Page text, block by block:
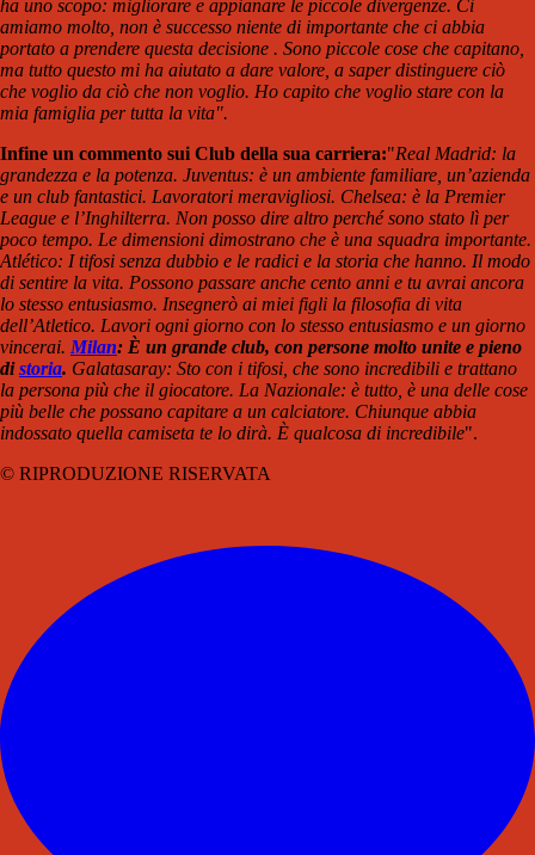
ha uno scopo: migliorare e appianare le piccole divergenze. Ci
amiamo molto, non è successo niente di importante che ci abbia
portato a prendere questa decisione . Sono piccole cose che capitano,
ma tutto questo mi ha aiutato a dare valore, a saper distinguere ciò
che voglio da ciò che non voglio. Ho capito che voglio stare con la
mia famiglia per tutta la vita".
Infine un commento sui Club della sua carriera:"Real Madrid: la
grandezza e la potenza. Juventus: è un ambiente familiare, un’azienda
e un club fantastici. Lavoratori meravigliosi. Chelsea: è la Premier
League e l’Inghilterra. Non posso dire altro perché sono stato lì per
poco tempo. Le dimensioni dimostrano che è una squadra importante.
Atlético: I tifosi senza dubbio e le radici e la storia che hanno. Il modo
di sentire la vita. Possono passare anche cento anni e tu avrai ancora
lo stesso entusiasmo. Insegnerò ai miei figli la filosofia di vita
dell’Atletico. Lavori ogni giorno con lo stesso entusiasmo e un giorno
vincerai. Milan: È un grande club, con persone molto unite e pieno
distoria. Galatasaray: Sto con i tifosi, che sono incredibili e trattano
la persona più che il giocatore. La Nazionale: è tutto, è una delle cose
più belle che possano capitare a un calciatore. Chiunque abbia
indossato quella camiseta te lo dirà. È qualcosa di incredibile".
© RIPRODUZIONE RISERVATA